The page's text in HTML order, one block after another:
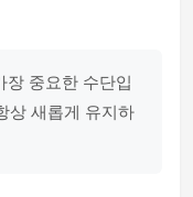
장 중요한 수단입
상 새롭게 유지하